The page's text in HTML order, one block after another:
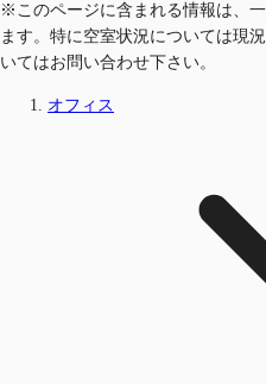
※このページに含まれる情報は、
ます。特に空室状況については現
いてはお問い合わせ下さい。
オフィス